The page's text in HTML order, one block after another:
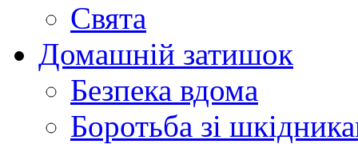
Свята
Домашній затишок
Безпека вдома
Боротьба зі